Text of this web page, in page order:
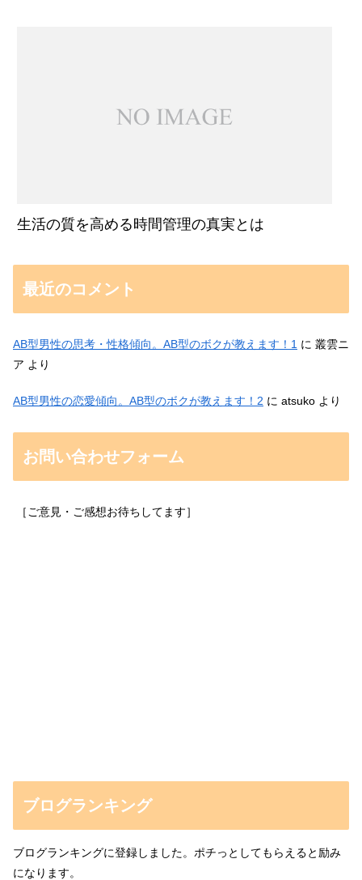
生活の質を高める時間管理の真実とは
最近のコメント
AB型男性の思考・性格傾向。AB型のボクが教えます！1 に 叢雲ニ
ア より
AB型男性の恋愛傾向。AB型のボクが教えます！2 に atsuko より
お問い合わせフォーム
［ご意見・ご感想お待ちしてます］
ブログランキング
ブログランキングに登録しました。ポチっとしてもらえると励み
になります。